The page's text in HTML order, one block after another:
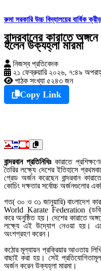
রুমা সরকারি উচ্চ বিদ্যালয়ের বার্ষিক
বান্দরবানের কারাতে
হলেন উক্যহ্লা মারমা
নিজস্ব প্রতিবেদক
২১ ফেব্রুয়ারি ২০২৬, ৭:৪৯
পাঠক সংখ্যা ৫২৪৩ জন
Copy Link
বান্দরবান প্রতিনিধিঃকারাতে
তৈরির লক্ষ্যে দেশের ইতিহাসে
গ্রেড অর্জন করেছেন বান্দরবান
কোচিং দক্ষতার সর্বোচ্চ অর্জনগুলোর
গত( ৩০ ও ৩১ জানুয়ারি) বাংলাদেশ
World Karate Federation
করে অনুষ্ঠিত হয়। দেশের কারাতে
লক্ষ্যে এই উদ্যোগ নেওয়া হয়।
অংশগ্রহণ করেন।
কঠোর মূল্যায়ন প্রক্রিয়ার আওতায়
বাছাই করা হয়। সেই
অর্জন করেন উক্যহ্লা মারমা।